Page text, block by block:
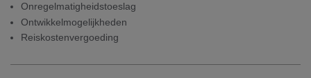
Onregelmatigheidstoeslag
Ontwikkelmogelijkheden
Reiskostenvergoeding